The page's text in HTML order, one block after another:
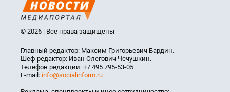
© 2026 | Все права защищены
Главный редактор: Максим Григорьевич Бардин.
Шеф-редактор: Иван Олегович Чечушкин.
Телефон редакции: +7 495 795-53-05
E-mail: info@socialinform.ru